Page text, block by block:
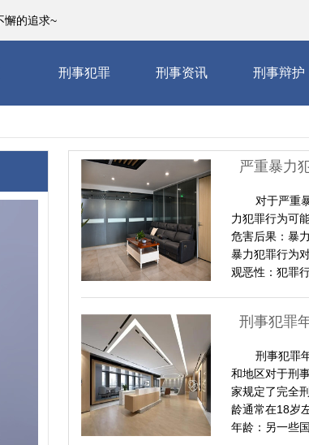
懈的追求~
刑事犯罪 刑事资讯 刑事辩护
严重暴力
对于严重
力犯罪行为可
危害后果：暴
暴力犯罪行为
观恶性：犯罪
刑事犯罪
刑事犯罪
和地区对于刑
家规定了完全
龄通常在18岁
年龄：另一些